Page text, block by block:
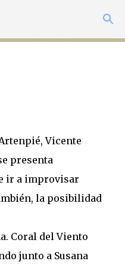
principal
Vicente
presenta
ir a improvisar
la posibilidad
Coral del Viento
junto a Susana